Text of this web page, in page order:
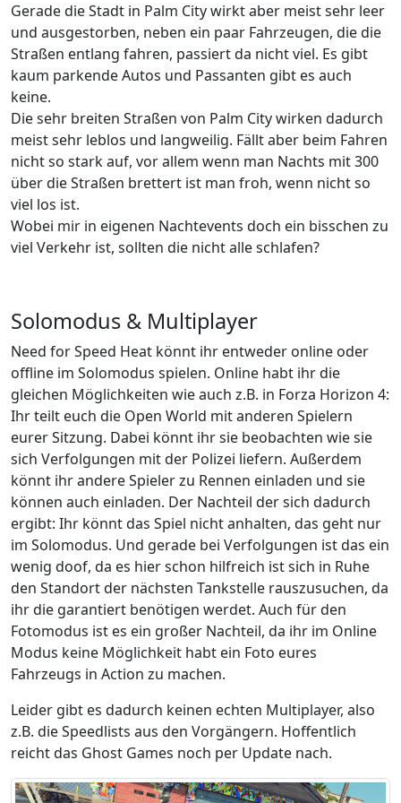
Gerade die Stadt in Palm City wirkt aber meist sehr leer
und ausgestorben, neben ein paar Fahrzeugen, die die
Straßen entlang fahren, passiert da nicht viel. Es gibt
kaum parkende Autos und Passanten gibt es auch
keine.
Die sehr breiten Straßen von Palm City wirken dadurch
meist sehr leblos und langweilig. Fällt aber beim Fahren
nicht so stark auf, vor allem wenn man Nachts mit 300
über die Straßen brettert ist man froh, wenn nicht so
viel los ist.
Wobei mir in eigenen Nachtevents doch ein bisschen zu
viel Verkehr ist, sollten die nicht alle schlafen?
Solomodus & Multiplayer
Need for Speed Heat könnt ihr entweder online oder
offline im Solomodus spielen. Online habt ihr die
gleichen Möglichkeiten wie auch z.B. in Forza Horizon 4:
Ihr teilt euch die Open World mit anderen Spielern
eurer Sitzung. Dabei könnt ihr sie beobachten wie sie
sich Verfolgungen mit der Polizei liefern. Außerdem
könnt ihr andere Spieler zu Rennen einladen und sie
können auch einladen. Der Nachteil der sich dadurch
ergibt: Ihr könnt das Spiel nicht anhalten, das geht nur
im Solomodus. Und gerade bei Verfolgungen ist das ein
wenig doof, da es hier schon hilfreich ist sich in Ruhe
den Standort der nächsten Tankstelle rauszusuchen, da
ihr die garantiert benötigen werdet. Auch für den
Fotomodus ist es ein großer Nachteil, da ihr im Online
Modus keine Möglichkeit habt ein Foto eures
Fahrzeugs in Action zu machen.
Leider gibt es dadurch keinen echten Multiplayer, also
z.B. die Speedlists aus den Vorgängern. Hoffentlich
reicht das Ghost Games noch per Update nach.